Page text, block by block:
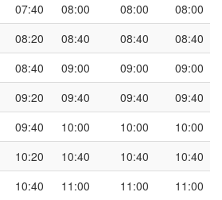
07:40 08:00 08:00
08:00
08:20 08:40 08:40
08:40
08:40 09:00 09:00
09:00
09:20 09:40 09:40
09:40
09:40 10:00 10:00
10:00
10:20 10:40 10:40
10:40
10:40 11:00 11:00
11:00